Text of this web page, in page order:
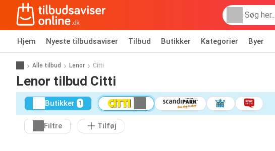
Hjem Nyeste tilbudsaviser Tilbud Butikker Kategorier Byer
Alle tilbud Lenor Citti
Lenor tilbud Citti
Butikker 1
Filtre Tilføj